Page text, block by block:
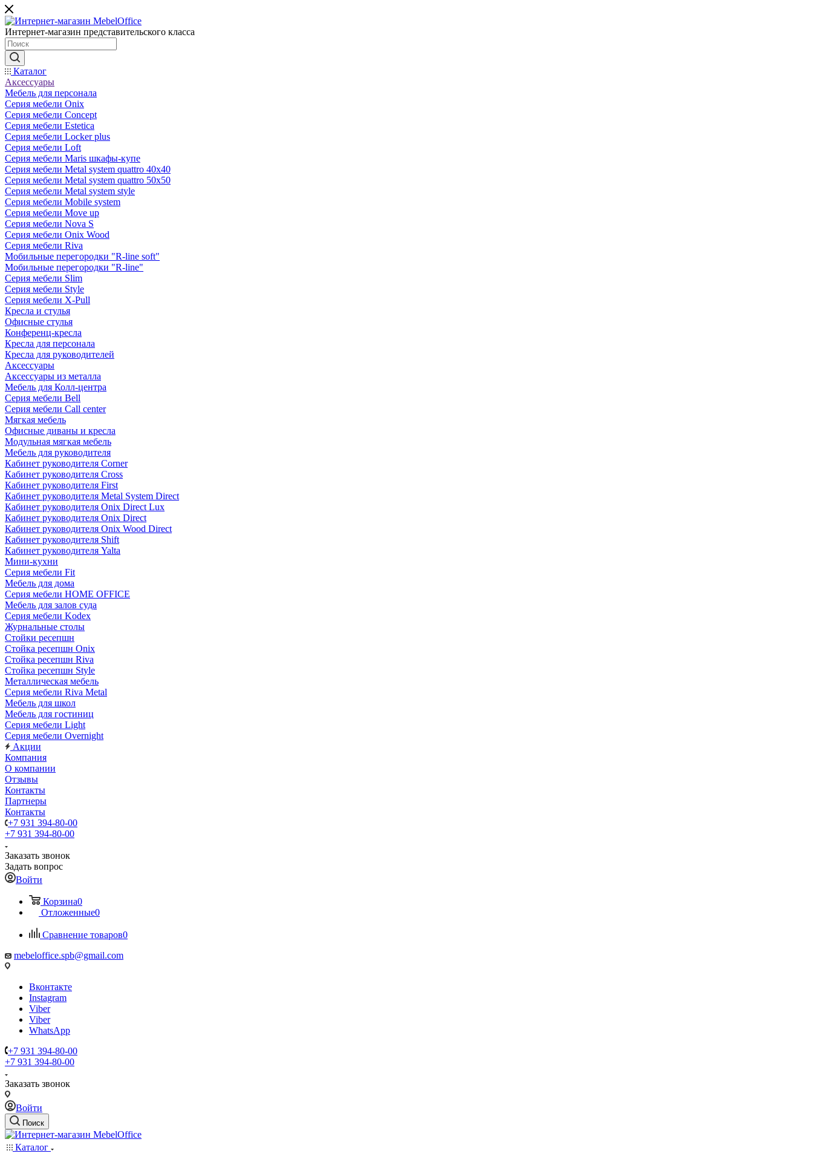
Интернет-магазин представительского класса
Каталог
Аксессуары
Мебель для персонала
Серия мебели Onix
Серия мебели Concept
Серия мебели Estetica
Серия мебели Locker plus
Серия мебели Loft
Серия мебели Maris шкафы-купе
Серия мебели Metal system quattro 40x40
Серия мебели Metal system quattro 50x50
Серия мебели Metal system style
Серия мебели Mobile system
Серия мебели Move up
Серия мебели Nova S
Серия мебели Onix Wood
Серия мебели Riva
Мобильные перегородки "R-line soft"
Мобильные перегородки "R-line"
Серия мебели Slim
Серия мебели Style
Серия мебели X-Pull
Кресла и стулья
Офисные стулья
Конференц-кресла
Кресла для персонала
Кресла для руководителей
Аксессуары
Аксессуары из металла
Мебель для Колл-центра
Серия мебели Bell
Серия мебели Call center
Мягкая мебель
Офисные диваны и кресла
Модульная мягкая мебель
Мебель для руководителя
Кабинет руководителя Corner
Кабинет руководителя Cross
Кабинет руководителя First
Кабинет руководителя Metal System Direct
Кабинет руководителя Onix Direct Lux
Кабинет руководителя Onix Direct
Кабинет руководителя Onix Wood Direct
Кабинет руководителя Shift
Кабинет руководителя Yalta
Мини-кухни
Серия мебели Fit
Мебель для дома
Серия мебели HOME OFFICE
Мебель для залов суда
Серия мебели Kodex
Журнальные столы
Стойки ресепшн
Стойка ресепшн Onix
Стойка ресепшн Riva
Стойка ресепшн Style
Металлическая мебель
Серия мебели Riva Metal
Мебель для школ
Мебель для гостиниц
Серия мебели Light
Серия мебели Overnight
Акции
Компания
О компании
Отзывы
Контакты
Партнеры
Контакты
+7 931 394-80-00
+7 931 394-80-00
Заказать звонок
Задать вопрос
Войти
Корзина0
Отложенные0
Сравнение товаров0
mebeloffice.spb@gmail.com
Вконтакте
Instagram
Viber
Viber
WhatsApp
+7 931 394-80-00
+7 931 394-80-00
Заказать звонок
Войти
Поиск
Каталог